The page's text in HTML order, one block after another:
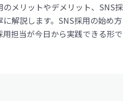
のメリットやデメリット、SNS採
解説します。SNS採用の始め方
担当が今日から実践できる形で